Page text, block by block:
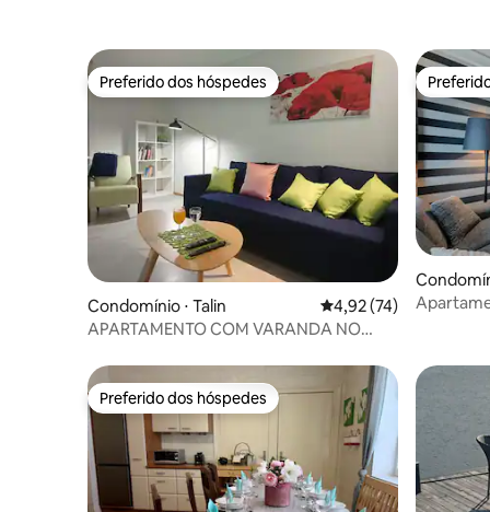
Preferido dos hóspedes
Preferido dos hóspedes
Condomínio ⋅ Talin 4,92 de uma
4,92 (74)
APARTAMENTO COM VARANDA NO
Preferido dos hóspedes
Preferido dos hóspedes